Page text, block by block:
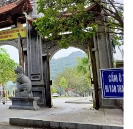
Tin 360
Magazine
Bạn cần biết